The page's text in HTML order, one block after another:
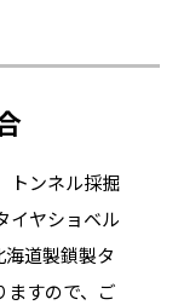
トンネル採掘
イヤショベル
道製鎖製タ
ますので、ご